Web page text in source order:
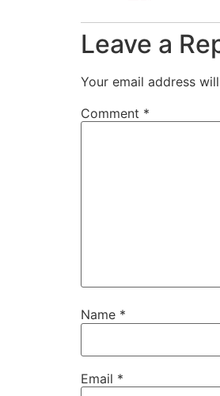
Leave a
Your email address
Comment *
Name *
Email *